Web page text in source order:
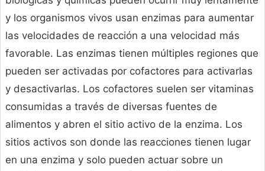
y los organismos vivos usan enzimas para aumentar
las velocidades de reacción a una velocidad más
favorable. Las enzimas tienen múltiples regiones que
pueden ser activadas por cofactores para activarlas
y desactivarlas. Los cofactores suelen ser vitaminas
consumidas a través de diversas fuentes de
alimentos y abren el sitio activo de la enzima. Los
sitios activos son donde las reacciones tienen lugar
en una enzima y solo pueden actuar sobre un